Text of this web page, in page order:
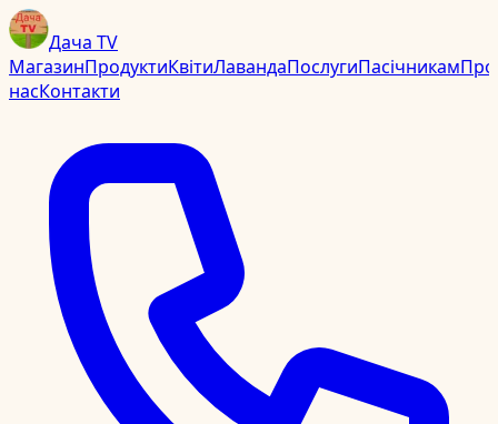
Дача TV
МагазинПродуктиКвітиЛавандаПослугиПасічникамПро
насКонтакти